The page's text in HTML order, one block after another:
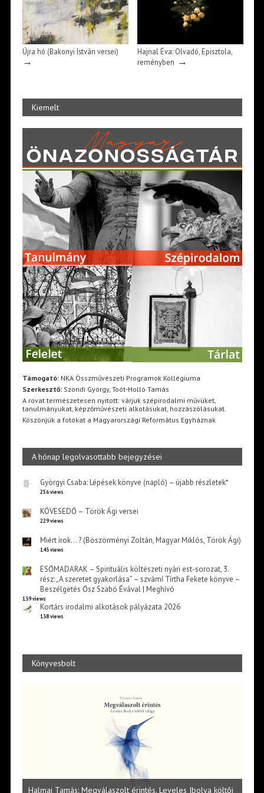
Újra hó (Bakonyi István versei)
→
Hajnal Éva: Olvadó, Episztola,
reményben →
Kiemelt
Támogató:NKA Összművészeti Programok Kollégiuma
Szerkesztő:Szondi György, Toót-Holló Tamás
A rovat természetesen nyitott: várjuk szépirodalmi művüket,
tanulmányukat, képzőművészeti alkotásukat, hozzászólásukat.
Köszönjük a fotókat a Magyarországi Református Egyháznak
A hónap legolvasottabb bejegyzései
Györgyi Csaba: Lépések könyve (napló) – újabb részletek*
256 views
KÖVESEDŐ – Török Ági versei
229 views
Miért írok… ? (Böszörményi Zoltán, Magyar Miklós, Török Ági)
143 views
ESŐMADARAK – Spirituális költészeti nyári est-sorozat, 3.
rész: „A szeretet gyakorlása” – szvámí Tírtha Fekete könyve –
Beszélgetés Ősz Szabó Évával | Meghívó
139 views
Kortárs irodalmi alkotások pályázata 2026
138 views
Könyvesbolt
Halmai Tamás: Megválaszolt érintés. Leveles Ibolya költői